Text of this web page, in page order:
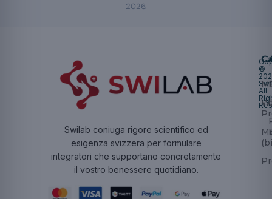
2026.
Swilab coniuga rigore scientifico ed
esigenza svizzera per formulare
integratori che supportano concretamente
il vostro benessere quotidiano.
©
All